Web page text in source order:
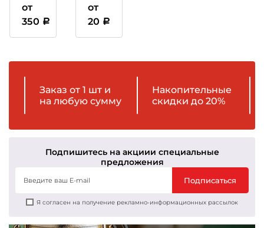
подарочная
от
350
с
тиснением
от
20
Заказ от 1 шт и
на любую сумму
Накопительные
скидки до 20%
Подпишитесь на акциии специальные
предложения
Подписаться
Я согласен на получение рекламно-информационных рассылок